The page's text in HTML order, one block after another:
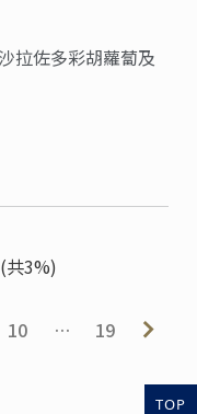
拉佐多彩胡蘿蔔及
共3%)
10 … 19
TOP